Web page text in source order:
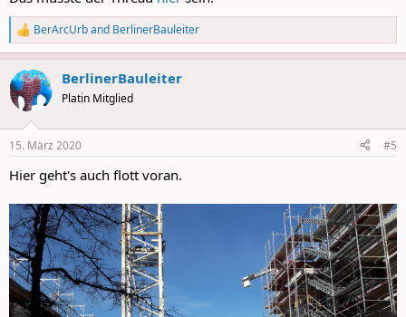
R
e
a
c
t
i
s
BerArcUrband BerlinerBauleiter
BerlinerBauleiter
Platin Mitglied
15. März 2020 #5
Hier geht's auch flott voran.